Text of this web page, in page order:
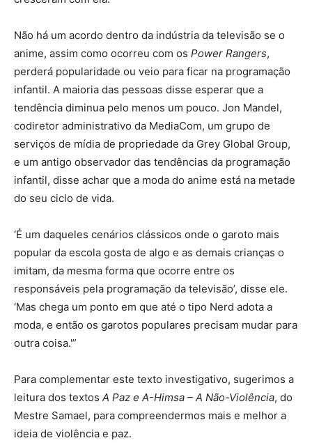
Não há um acordo dentro da indústria da televisão se o
anime, assim como ocorreu com os Power Rangers,
perderá popularidade ou veio para ficar na programação
infantil. A maioria das pessoas disse esperar que a
tendência diminua pelo menos um pouco. Jon Mandel,
codiretor administrativo da MediaCom, um grupo de
serviços de mídia de propriedade da Grey Global Group,
e um antigo observador das tendências da programação
infantil, disse achar que a moda do anime está na metade
do seu ciclo de vida.
‘É um daqueles cenários clássicos onde o garoto mais
popular da escola gosta de algo e as demais crianças o
imitam, da mesma forma que ocorre entre os
responsáveis pela programação da televisão’, disse ele.
‘Mas chega um ponto em que até o tipo Nerd adota a
moda, e então os garotos populares precisam mudar para
outra coisa.'”
Para complementar este texto investigativo, sugerimos a
leitura dos textos A Paz e A-Himsa – A Não-Violência, do
Mestre Samael, para compreendermos mais e melhor a
ideia de violência e paz.